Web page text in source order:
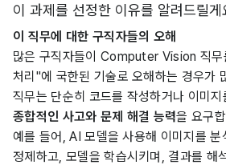
이 과제를 선정한 이유를 알려드릴게
이 직무에 대한 구직자들의 오해
많은 구직자들이 Computer Vision 직무
처리"에 국한된 기술로 오해하는 경우가
종합적인 사고와 문제 해결 능력을 요구
예를 들어, AI 모델을 사용해 이미지를
정제하고, 모델을 학습시키며, 결과를 해